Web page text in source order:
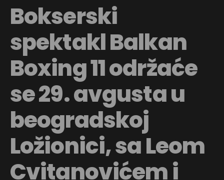
Bokserski
spektakl Balkan
Boxing 11 održaće
se 29. avgusta u
beogradskoj
Ložionici, sa Leom
Cvitanovićem i